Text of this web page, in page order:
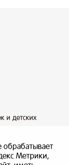
и детских
обрабатывает
Метрики,